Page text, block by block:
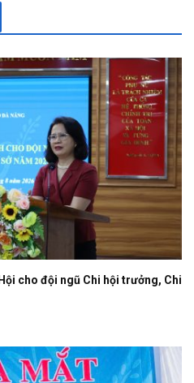
cho đội ngũ Chi hội trưởng, Chi